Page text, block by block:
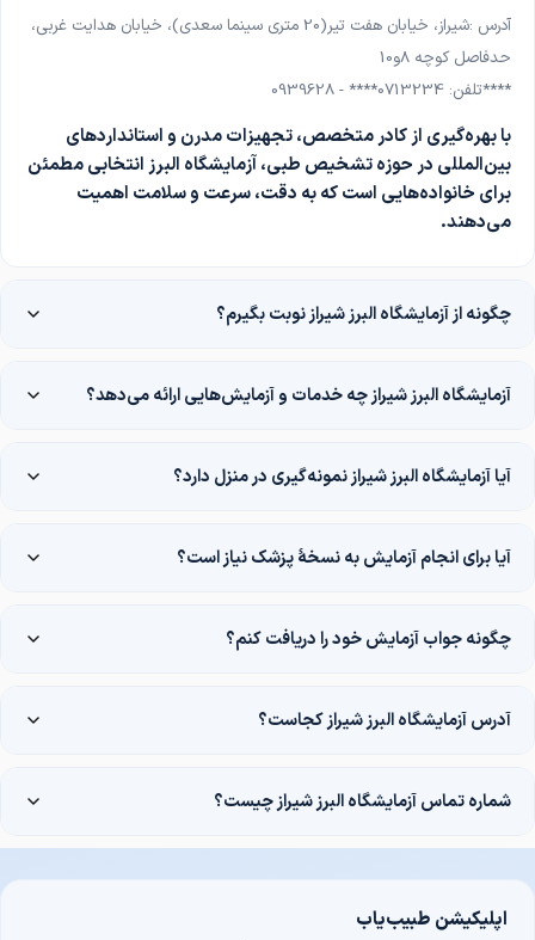
آدرس :
شیراز، خیابان هفت تیر(20 متری سینما سعدی)، خیابان هدایت غربی،
حدفاصل کوچه 8و10
تلفن: 0713234**** - 0939628****
با بهره‌گیری از کادر متخصص، تجهیزات مدرن و استانداردهای
بین‌المللی در حوزه تشخیص طبی، آزمایشگاه البرز انتخابی مطمئن
برای خانواده‌هایی است که به دقت، سرعت و سلامت اهمیت
می‌دهند.
چگونه از آزمایشگاه البرز شیراز نوبت بگیرم؟
آزمایشگاه البرز شیراز چه خدمات و آزمایش‌هایی ارائه می‌دهد؟
آیا آزمایشگاه البرز شیراز نمونه‌گیری در منزل دارد؟
آیا برای انجام آزمایش به نسخهٔ پزشک نیاز است؟
چگونه جواب آزمایش خود را دریافت کنم؟
آدرس آزمایشگاه البرز شیراز کجاست؟
شماره تماس آزمایشگاه البرز شیراز چیست؟
اپلیکیشن طبیب‌یاب